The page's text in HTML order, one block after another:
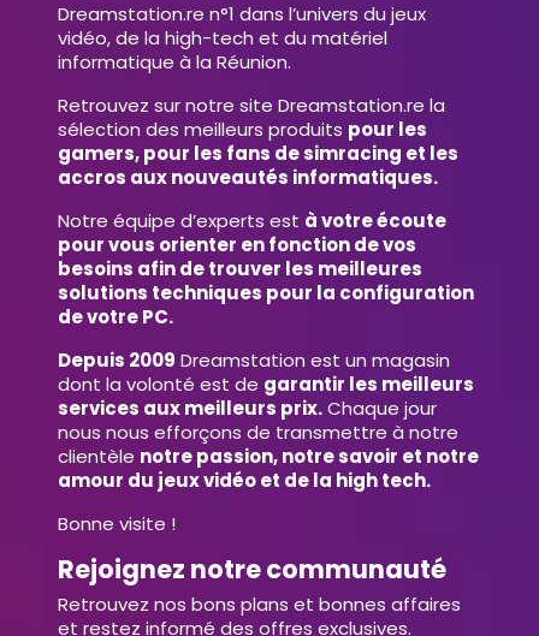
Dreamstation.re n°1 dans l’univers du jeux
vidéo, de la high-tech et du matériel
informatique à la Réunion.
Retrouvez sur notre site Dreamstation.re la
sélection des meilleurs produits pour les
gamers, pour les fans de simracing et les
accros aux nouveautés informatiques.
Notre équipe d’experts est à votre écoute
pour vous orienter en fonction de vos
besoins afin de trouver les meilleures
solutions techniques pour la configuration
de votre PC.
Depuis 2009 Dreamstation est un magasin
dont la volonté est de garantir les meilleurs
services aux meilleurs prix.Chaque jour
nous nous efforçons de transmettre à notre
clientèle notre passion, notre savoir et notre
amour du jeux vidéo et de la high tech.
Bonne visite !
Rejoignez notre communauté
Retrouvez nos bons plans et bonnes affaires
et restez informé des offres exclusives.